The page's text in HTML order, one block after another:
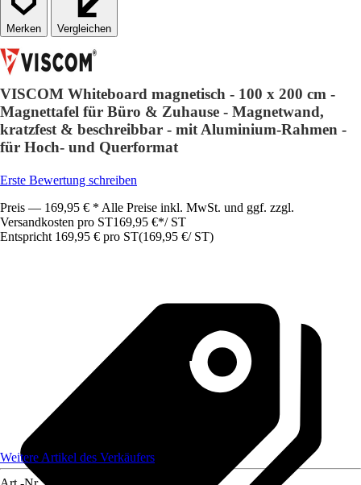
Vergleichen
VISCOM Whiteboard magnetisch - 100 x 200 cm -
Magnettafel für Büro & Zuhause - Magnetwand,
kratzfest & beschreibbar - mit Aluminium-Rahmen -
für Hoch- und Querformat
Erste Bewertung schreiben
Preis — 169,95 € * Alle Preise inkl. MwSt. und ggf. zzgl.
Versandkosten pro ST169,95 €*/ ST
Entspricht 169,95 € pro ST(169,95 €/ ST)
Weitere Artikel des Verkäufers